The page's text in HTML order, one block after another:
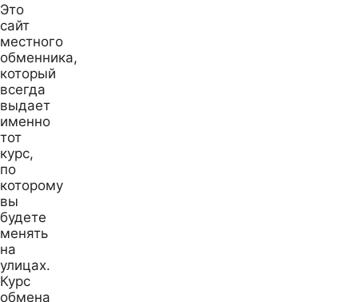
Это
сайт
местного
обменника,
который
всегда
выдает
именно
тот
курс,
по
которому
вы
будете
менять
на
улицах.
Курс
обмена